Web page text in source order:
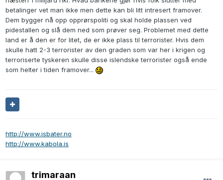
betalinger vet man ikke men dette kan bli litt intresert framover.
Dem bygger nå opp opprørspoliti og skal holde plassen ved
pidestallen og slå dem ned som prøver seg. Problemet med dette
land er å den er for litet, de er ikke plass til terrorister. Hvis dem
skulle hatt 2-3 terrorister av den graden som var her i krigen og
terroriserte tyskeren skulle disse islendske terrorister også ende
som helter i tiden framover...
http://www.isbater.no
http://www.kabola.is
trimaraan